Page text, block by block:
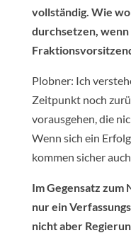
vollständig. Wie
durchsetzen,
Plobner: Ich
Zeitpunkt noch
vorausgehen, die
Wenn sich ein
kommen sicher
Im Gegensatz
nur ein
nicht aber